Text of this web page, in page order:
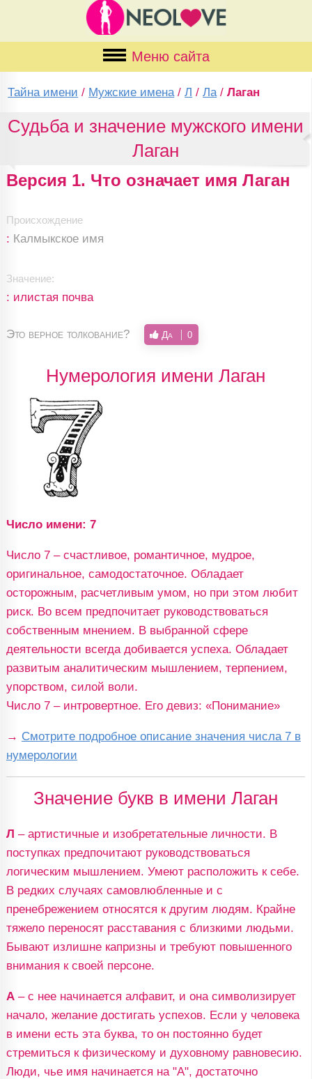
Меню сайта
Тайна имени / Мужские имена /Л /Ла /Лаган
Судьба и значение мужского имени
Лаган
Версия 1. Что означает имя Лаган
Происхождение
: Калмыкское имя
Значение:
: илистая почва
Это верное толкование? Да 0
Нумерология имени Лаган
Число имени: 7
Число 7 – счастливое, романтичное, мудрое,
оригинальное, самодостаточное. Обладает
осторожным, расчетливым умом, но при этом любит
риск. Во всем предпочитает руководствоваться
собственным мнением. В выбранной сфере
деятельности всегда добивается успеха. Обладает
развитым аналитическим мышлением, терпением,
упорством, силой воли.
Число 7 – интровертное. Его девиз: «Понимание»
→ Смотрите подробное описание значения числа 7 в
нумерологии
Значение букв в имени Лаган
Л – артистичные и изобретательные личности. В
поступках предпочитают руководствоваться
логическим мышлением. Умеют расположить к себе.
В редких случаях самовлюбленные и с
пренебрежением относятся к другим людям. Крайне
тяжело переносят расставания с близкими людьми.
Бывают излишне капризны и требуют повышенного
внимания к своей персоне.
А– с нее начинается алфавит, и она символизирует
начало, желание достигать успехов. Если у человека
в имени есть эта буква, то он постоянно будет
стремиться к физическому и духовному равновесию.
Люди, чье имя начинается на "А", достаточно